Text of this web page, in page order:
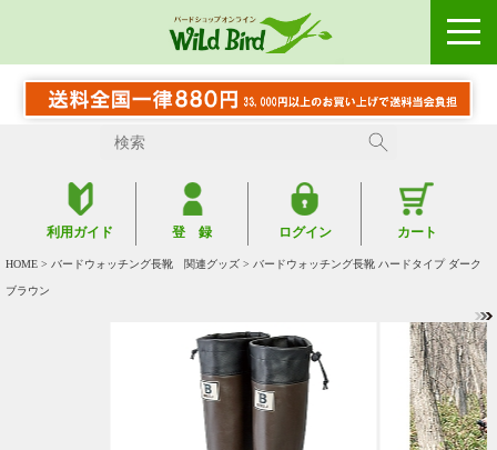
利用ガイド 登 録 ログイン カート
HOME > バードウォッチング長靴 関連グッズ > バードウォッチング長靴 ハードタイプ ダーク
ブラウン